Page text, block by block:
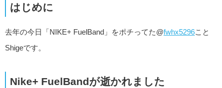
はじめに
去年の今日「NIKE+ FuelBand」をポチってた@fwhx5296こと
Shigeです。
Nike+ FuelBandが逝かれました